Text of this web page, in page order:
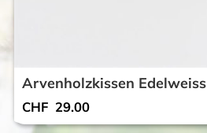
Arvenholzkissen Edelweiss
CHF 29.00